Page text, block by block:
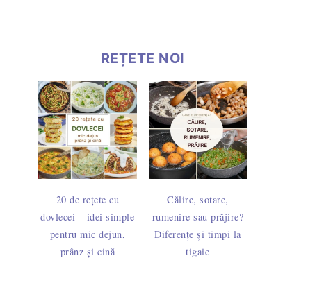
REȚETE NOI
20 de rețete cu
dovlecei – idei simple
pentru mic dejun,
prânz și cină
Călire, sotare,
rumenire sau prăjire?
Diferențe și timpi la
tigaie